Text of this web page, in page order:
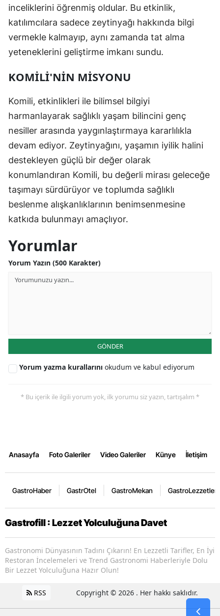
inceliklerini öğrenmiş oldular. Bu etkinlik,
katılımcılara sadece zeytinyağı hakkında bilgi
vermekle kalmayıp, aynı zamanda tat alma
yeteneklerini geliştirme imkanı sundu.
KOMILI'NIN MISYONU
Komili, etkinlikleri ile bilimsel bilgiyi
harmanlayarak sağlıklı yaşam bilincini genç
nesiller arasında yaygınlaştırmaya kararlılıkla
devam ediyor. Zeytinyağını, yaşamın iyilik halini
destekleyen güçlü bir değer olarak
konumlandıran Komili, bu değerli mirası geleceğe
taşımayı sürdürüyor ve toplumda sağlıklı
beslenme alışkanlıklarının benimsenmesine
katkıda bulunmayı amaçlıyor.
Yorumlar
Yorum Yazın (500 Karakter)
GÖNDER
Yorum yazma kurallarını okudum ve kabul ediyorum
* Bu içerik ile ilgili yorum yok, ilk yorumu siz yazın, tartışalım *
Anasayfa Foto Galeriler Video Galeriler Künye İletişim
GastroHaber GastrOtel GastroMekan GastroLezzetler
Gastrofill : Lezzet Yolculuğuna Davet
Gastronomi Dünyasının Tadını Çıkarın! En Lezzetli Tarifler, En İyi
Restoran İncelemeleri ve Trend Gastronomi Haberleriyle Dolu
Bir Lezzet Yolculuğuna Hazır Olun!
RSS Copyright © 2026 . Her hakkı saklıdır.